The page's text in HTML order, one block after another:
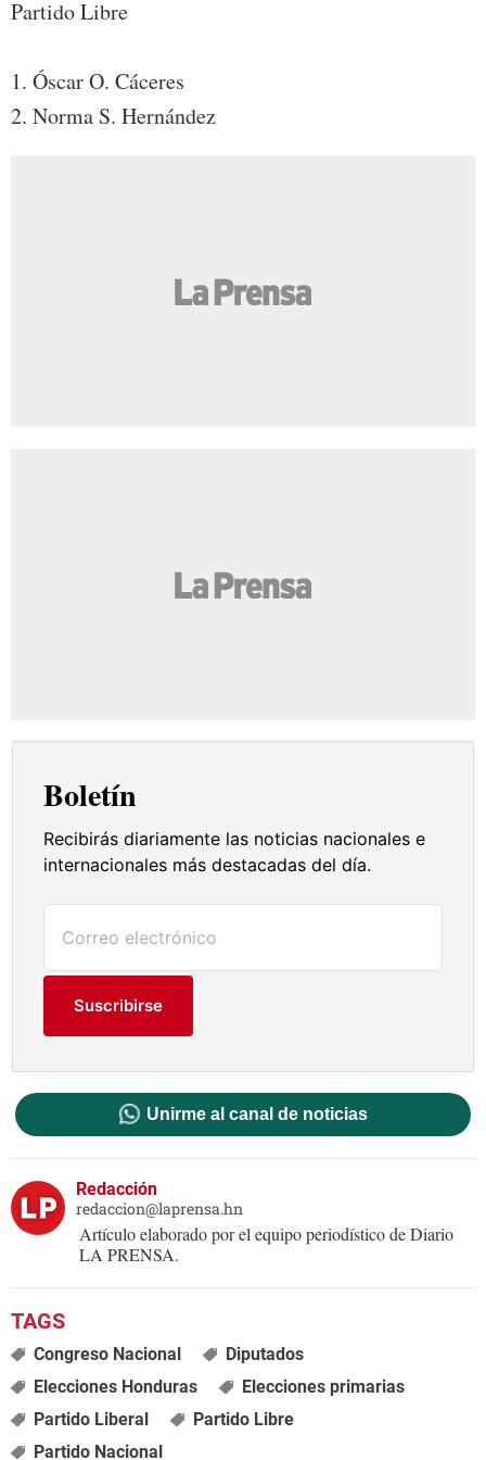
Partido Libre
1. Óscar O. Cáceres
2. Norma S. Hernández
Boletín
Recibirás diariamente las noticias nacionales e
internacionales más destacadas del día.
Suscribirse
Unirme al canal de noticias
Redacción
redaccion@laprensa.hn
Artículo elaborado por el equipo periodístico de Diario
LA PRENSA.
Congreso Nacional
Diputados
Elecciones Honduras
Elecciones primarias
Partido Liberal
Partido Libre
Partido Nacional